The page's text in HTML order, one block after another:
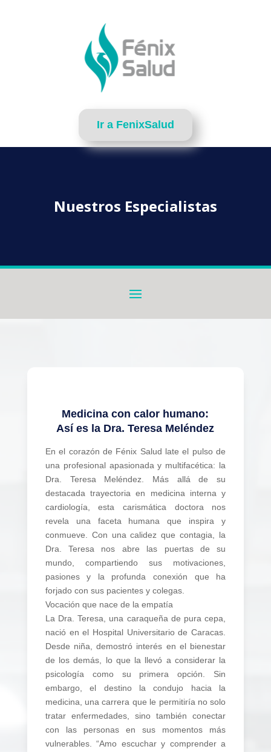
Ir a FenixSalud
Nuestros Especialistas
Medicina con calor humano:
Así es la Dra. Teresa Meléndez
En el corazón de Fénix Salud late el pulso de
una profesional apasionada y multifacética: la
Dra. Teresa Meléndez. Más allá de su
destacada trayectoria en medicina interna y
cardiología, esta carismática doctora nos
revela una faceta humana que inspira y
conmueve. Con una calidez que contagia, la
Dra. Teresa nos abre las puertas de su
mundo, compartiendo sus motivaciones,
pasiones y la profunda conexión que ha
forjado con sus pacientes y colegas.
Vocación que nace de la empatía
La Dra. Teresa, una caraqueña de pura cepa,
nació en el Hospital Universitario de Caracas.
Desde niña, demostró interés en el bienestar
de los demás, lo que la llevó a considerar la
psicología como su primera opción. Sin
embargo, el destino la condujo hacia la
medicina, una carrera que le permitiría no solo
tratar enfermedades, sino también conectar
con las personas en sus momentos más
vulnerables. “Amo escuchar y comprender a